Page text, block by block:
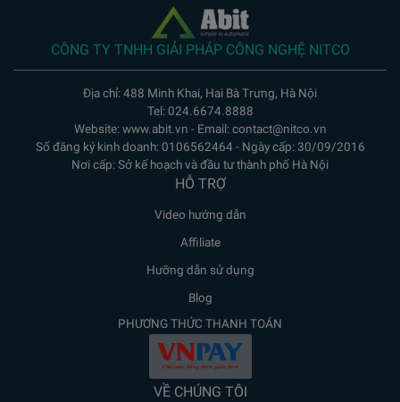
CÔNG TY TNHH GIẢI PHÁP CÔNG NGHỆ NITCO
Địa chỉ: 488 Minh Khai, Hai Bà Trưng, Hà Nội
Tel: 024.6674.8888
Website: www.abit.vn - Email: contact@nitco.vn
Số đăng ký kinh doanh: 0106562464 - Ngày cấp: 30/09/2016
Nơi cấp: Sở kế hoạch và đầu tư thành phố Hà Nội
HỖ TRỢ
Video hướng dẫn
Affiliate
Hưỡng dẫn sử dụng
Blog
PHƯƠNG THỨC THANH TOÁN
VỀ CHÚNG TÔI